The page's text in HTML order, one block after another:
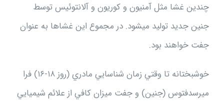
چندين غشا مثل آمنيون و كوريون و آلانتوئيس توسط
جنين جديد توليد ميشود. در مجموع اين غشاها به عنوان
جفت خواهند بود.
خوشبختانه تا وقتي زمان شناسايي مادري (روز ۱۸-۱۶) فرا
ميرسدفتوس (جنين) و جفت ميزان كافي از علائم شيميايي